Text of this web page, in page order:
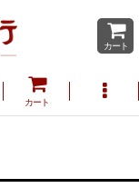
カート
カート